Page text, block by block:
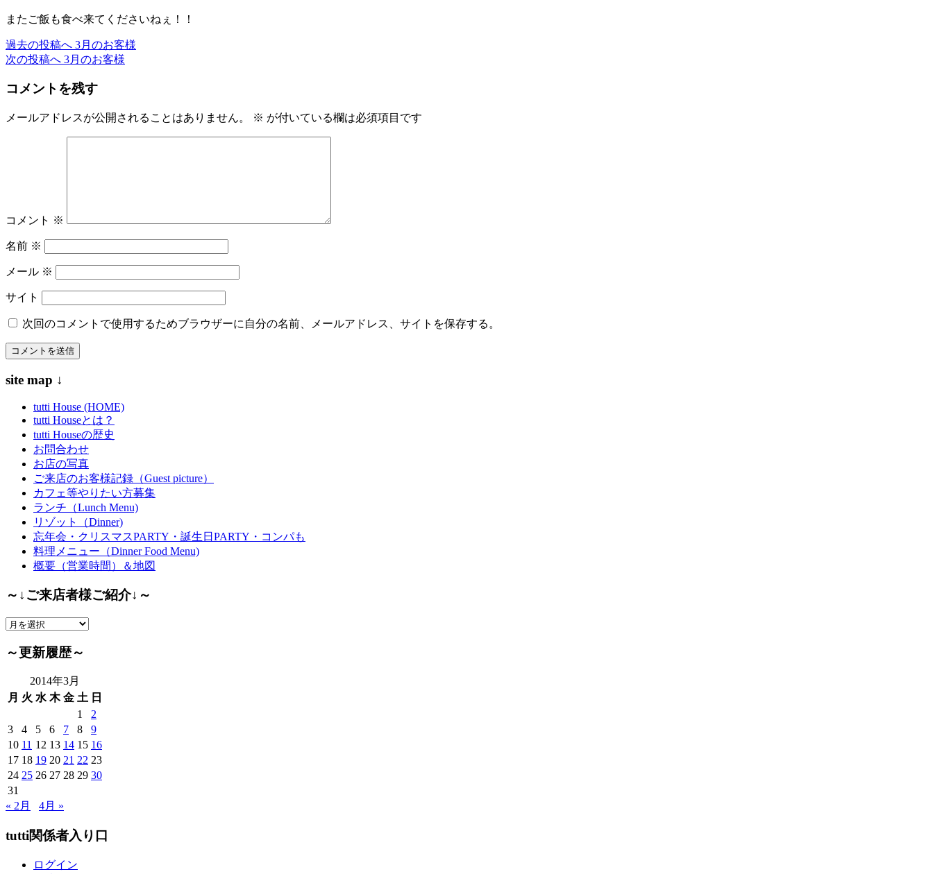
またご飯も食べ来てくださいねぇ！！
投
稿
ナ
ビ
ン
過去の投稿へ 3月のお客様
次の投稿へ 3月のお客様
コメントを残す
メールアドレスが公開されることはありません。 ※ が付いている欄は必須項目です
コメント ※
名前 ※
メール ※
サイト
次回のコメントで使用するためブラウザーに自分の名前、メールアドレス、サイトを保存する。
site map ↓
tutti House (HOME)
tutti Houseとは？
tutti Houseの歴史
お問合わせ
お店の写真
ご来店のお客様記録（Guest picture）
カフェ等やりたい方募集
ランチ（Lunch Menu)
リゾット（Dinner)
忘年会・クリスマスPARTY・誕生日PARTY・コンパも
料理メニュー（Dinner Food Menu)
概要（営業時間）＆地図
～↓ご来店者様ご紹介↓～
～
ご
者
ご
介
↓
～
～更新履歴～
2014年3月
月 火 水 木 金 土 日
1
2
3
4 5 6 7 8
9
10 11 12 13 14 15 16
17 18 19 20 21 22 23
24 25 26 27 28 29 30
31
« 2月
4月 »
tutti関係者入り口
ログイン